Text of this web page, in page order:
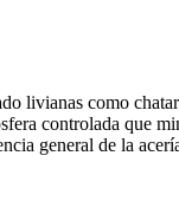
livianas como
controlada que
general de la